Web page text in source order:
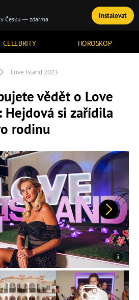
CELEBRITY HOROSKOP
TÉMATA
Love Island 2023
vědět o Love
Hejdová si zařídila
rodinu
Další
Česku — zdarma Instalovat